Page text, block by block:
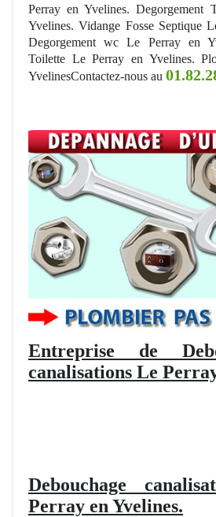
Perray en Yvelines. Degorgement
Yvelines. Vidange Fosse Septique
Degorgement wc Le Perray en
Toilette Le Perray en Yvelines.
YvelinesContactez-nous au
Entreprise de
canalisations Le
Debouchage
Perray en Yvelines.